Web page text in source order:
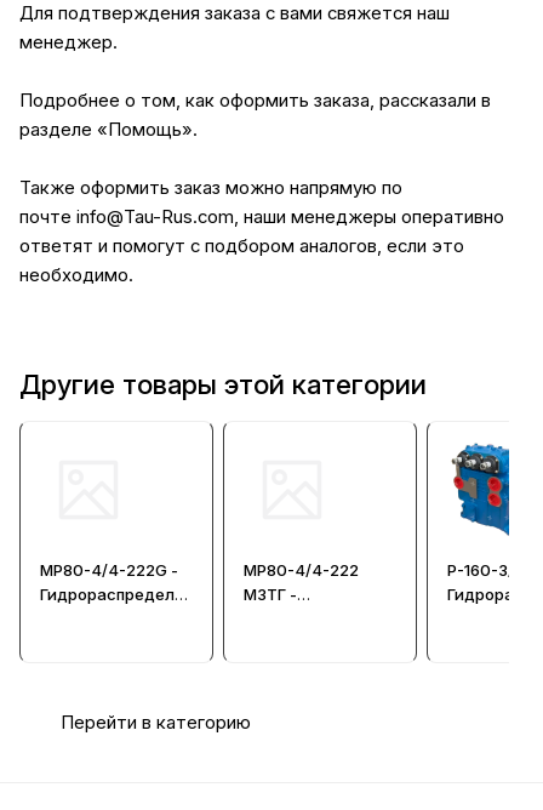
Для подтверждения заказа с вами свяжется наш
менеджер.
Подробнее о том, как оформить заказа, рассказали в
разделе «Помощь».
Также оформить заказ можно напрямую по
почте info@Tau-Rus.com, наши менеджеры оперативно
ответят и помогут с подбором аналогов, если это
необходимо.
Другие товары этой категории
МР80-4/4-222G -
Гидрораспредели
МР80-4/4-222
МЗТГ -
Р-160-3/1-
Перейти в категорию